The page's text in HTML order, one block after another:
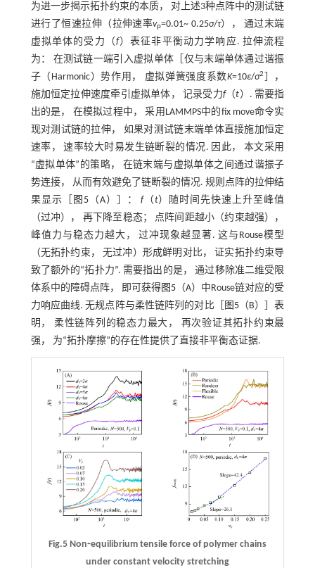
为进一步揭示拓扑约束的本质， 对上述3种点阵中的测试链
进行了恒速拉伸（拉伸速率vp=0.01~ 0.25σ/τ）， 通过末端
虚拟单体的受力（ f）表征非平衡动力学响应. 拉伸流程
为： 在测试链一端引入虚拟单体［仅与末端单体通过谐振
子（Harmonic）势作用， 虚拟弹簧强度系数K=10ε/σ2
］，
施加恒定拉伸速度牵引虚拟单体， 记录受力f（t ）. 需要指
出的是， 在模拟过程中， 采用LAMMPS中的fix move命令实
现对测试链的拉伸， 如果对测试链末端单体直接施加恒定
速率， 速率较大时易发生链断裂的情况. 因此， 本文采用
“虚拟单体”的策略， 在链末端与虚拟单体之间通过谐振子
势连接， 从而有效避免了链断裂的情况. 规则点阵的拉伸结
果显示［
图5（A）］： f（ t）随时间先快速上升至峰值
（过冲）， 再下降至稳态； 点阵间距越小（约束越强），
峰值力与稳态力越大， 过冲现象越显著. 这与Rouse模型
（无拓扑约束， 无过冲）形成鲜明对比， 证实拓扑约束导
致了额外的“拓扑力”. 需要指出的是， 通过移除准二维受限
体系中的障碍点阵， 即可获得图5 （A）中Rouse链对应的受
力响应曲线. 无规点阵与柔性链阵列的对比［
图5（B）］表
明， 柔性链阵列的稳态力最大， 再次验证其拓扑约束最
强， 为“拓扑摩擦”的存在性提供了直接非平衡态证据.
Fig.5 Non⁃equilibrium tensile force of polymer chains
under constant velocity stretching